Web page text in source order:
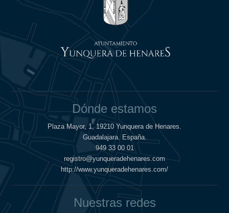
Dónde estamos
Plaza Mayor, 1, 19210 Yunquera de Henares.
Guadalajara. España.
949 33 00 01
registro@yunqueradehenares.com
http://www.yunqueradehenares.com/
Nuestras redes